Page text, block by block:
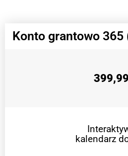
Konto grantowo 365
399,99
kalendarz